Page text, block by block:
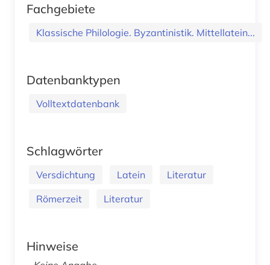
Fachgebiete
Klassische Philologie. Byzantinistik. Mittellatein...
Datenbanktypen
Volltextdatenbank
Schlagwörter
Versdichtung Latein
Literatur
Römerzeit
Literatur
Hinweise